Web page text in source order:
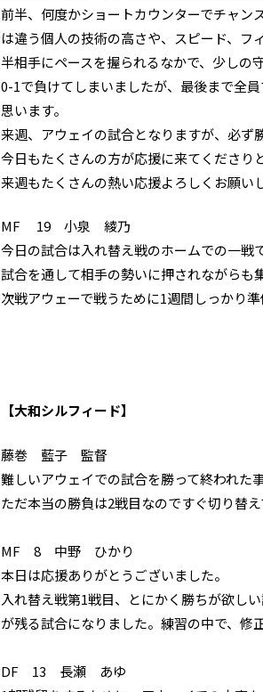
前半、何度かショートカウンターでチャン
は違う個人の技術の高さや、スピード、
半相手にペースを握られるなかで、少しの
0-1で負けてしまいましたが、最後まで全
思います。
来週、アウェイの試合となりますが、必ず
今日もたくさんの方が応援に来てくださり
来週もたくさんの熱い応援よろしくお願い
MF
19 小泉 綾乃
今日の試合は入れ替え戦のホームでの一戦
試合を通して相手の勢いに押されながらも
次戦アウェーで戦うために1週間しっかり準
【大和シルフィード】
藤巻 藍子 監督
難しいアウェイでの試合を勝って終われた
ただ本当の勝負は2戦目なのですぐ切り替
MF 8 中野 ひかり
本日は応援ありがとうございました。
入れ替え戦第1戦目、とにかく勝ちが欲し
が残る試合になりました。 練習の中で、修正
DF 13 長瀬 あゆ